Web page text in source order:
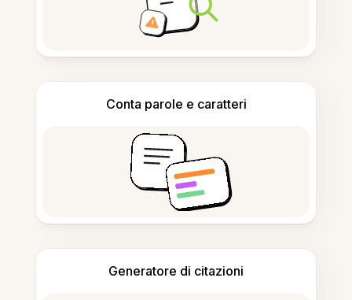
Conta parole e caratteri
Generatore di citazioni